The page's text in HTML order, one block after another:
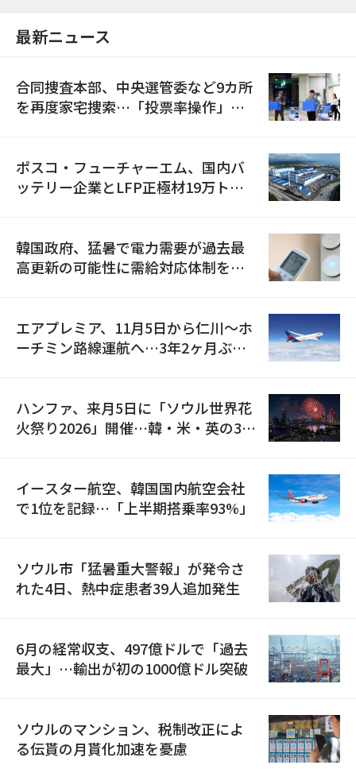
最新ニュース
合同捜査本部、中央選管委など9カ所
を再度家宅捜索…「投票率操作」の
ポスコ・フューチャーエム、国内バ
ッテリー企業とLFP正極材19万トン
韓国政府、猛暑で電力需要が過去最
高更新の可能性に需給対応体制を点
エアプレミア、11月5日から仁川〜ホ
ーチミン路線運航へ…3年2ヶ月ぶり
ハンファ、来月5日に「ソウル世界花
火祭り2026」開催…韓・米・英の3カ
イースター航空、韓国国内航空会社
で1位を記録…「上半期搭乗率93%」
ソウル市「猛暑重大警報」が発令さ
れた4日、熱中症患者39人追加発生
6月の経常収支、497億ドルで「過去
最大」…輸出が初の1000億ドル突破
ソウルのマンション、税制改正によ
る伝貰の月貰化加速を憂慮